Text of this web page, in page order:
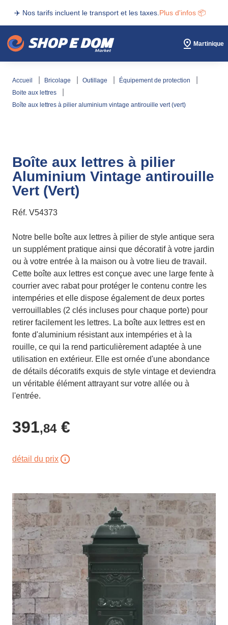
✈️ Nos tarifs incluent le transport et les taxes. Plus d'infos 📦
Martinique
accueil bricolage outillage
équipement de protection
boite aux lettres
boîte aux lettres à pilier aluminium vintage antirouille vert (vert)
Boîte aux lettres à pilier
Aluminium Vintage antirouille
Vert (Vert)
Réf. V54373
Notre belle boîte aux lettres à pilier de style antique sera
un supplément pratique ainsi que décoratif à votre jardin
ou à votre entrée à la maison ou à votre lieu de travail.
Cette boîte aux lettres est conçue avec une large fente à
courrier avec rabat pour protéger le contenu contre les
intempéries et elle dispose également de deux portes
verrouillables (2 clés incluses pour chaque porte) pour
retirer facilement les lettres. La boîte aux lettres est en
fonte d'aluminium résistant aux intempéries et à la
rouille, ce qui la rend particulièrement adaptée à une
utilisation en extérieur. Elle est ornée d'une abondance
de détails décoratifs exquis de style vintage et deviendra
un véritable élément attrayant sur votre allée ou à
l'entrée.
391,84€
détail du prix